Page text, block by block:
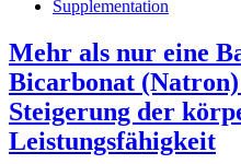
Supplementation
Mehr als nur eine
Bicarbonat
Steigerung der
Leistungsfähigkeit